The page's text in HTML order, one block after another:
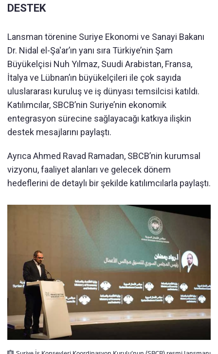
DESTEK
Lansman törenine Suriye Ekonomi ve Sanayi Bakanı
Dr. Nidal el-Şa'ar’ın yanı sıra Türkiye’nin Şam
Büyükelçisi Nuh Yılmaz, Suudi Arabistan, Fransa,
İtalya ve Lübnan’ın büyükelçileri ile çok sayıda
uluslararası kuruluş ve iş dünyası temsilcisi katıldı.
Katılımcılar, SBCB’nin Suriye’nin ekonomik
entegrasyon sürecine sağlayacağı katkıya ilişkin
destek mesajlarını paylaştı.
Ayrıca Ahmed Ravad Ramadan, SBCB’nin kurumsal
vizyonu, faaliyet alanları ve gelecek dönem
hedeflerini de detaylı bir şekilde katılımcılarla paylaştı.